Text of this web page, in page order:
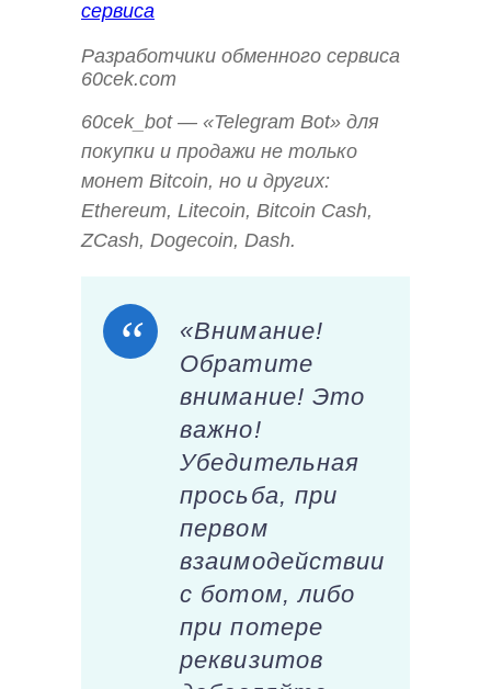
Разработчики обменного сервиса
60cek.com
60cek_bot — «Telegram Bot» для
покупки и продажи не только
монет Bitcoin, но и других:
Ethereum, Litecoin, Bitcoin Cash,
ZCash, Dogecoin, Dash.
«Внимание!
Обратите
внимание! Это
важно!
Убедительная
просьба, при
первом
взаимодействии
с ботом, либо
при потере
реквизитов